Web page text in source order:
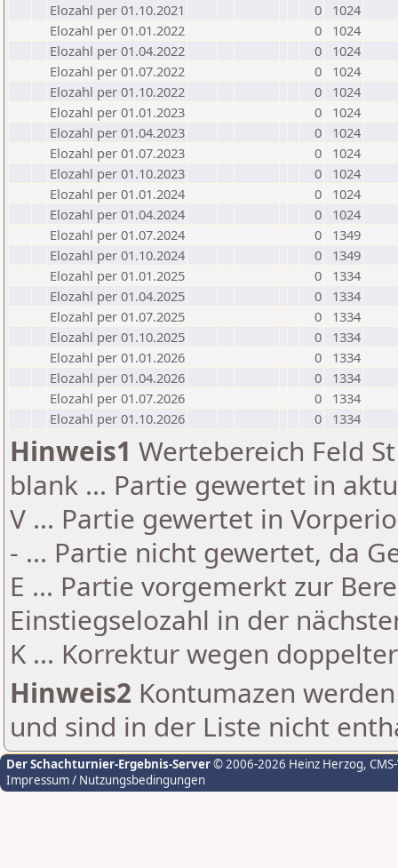
Elozahl per 01.10.2021
0
1024
Elozahl per 01.01.2022
0
1024
Elozahl per 01.04.2022
0
1024
Elozahl per 01.07.2022
0
1024
Elozahl per 01.10.2022
0
1024
Elozahl per 01.01.2023
0
1024
Elozahl per 01.04.2023
0
1024
Elozahl per 01.07.2023
0
1024
Elozahl per 01.10.2023
0
1024
Elozahl per 01.01.2024
0
1024
Elozahl per 01.04.2024
0
1024
Elozahl per 01.07.2024
0
1349
Elozahl per 01.10.2024
0
1349
Elozahl per 01.01.2025
0
1334
Elozahl per 01.04.2025
0
1334
Elozahl per 01.07.2025
0
1334
Elozahl per 01.10.2025
0
1334
Elozahl per 01.01.2026
0
1334
Elozahl per 01.04.2026
0
1334
Elozahl per 01.07.2026
0
1334
Elozahl per 01.10.2026
0 1334
Hinweis1 Wertebereich Feld
blank ... Partie gewertet in
V ... Partie gewertet in
- ... Partie nicht gewertet, da
E ... Partie vorgemerkt zur
Einstiegselozahl in der
K ... Korrektur wegen
Hinweis2 Kontumazen
und sind in der Liste nicht
Der Schachturnier-Ergebnis-Server© 2006-2026 Heinz Herzog,
Impressum / Nutzungsbedingungen